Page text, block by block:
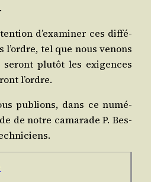
d’examiner ces dif­fé­
tel que nous venons
seront plu­tôt les exi­gences
l’ordre.
publions, dans ce numé­
de notre cama­rade P. Bes­